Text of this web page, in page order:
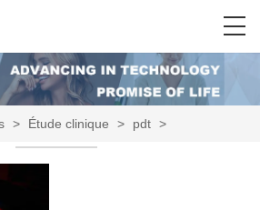
> Étude clinique > pdt >